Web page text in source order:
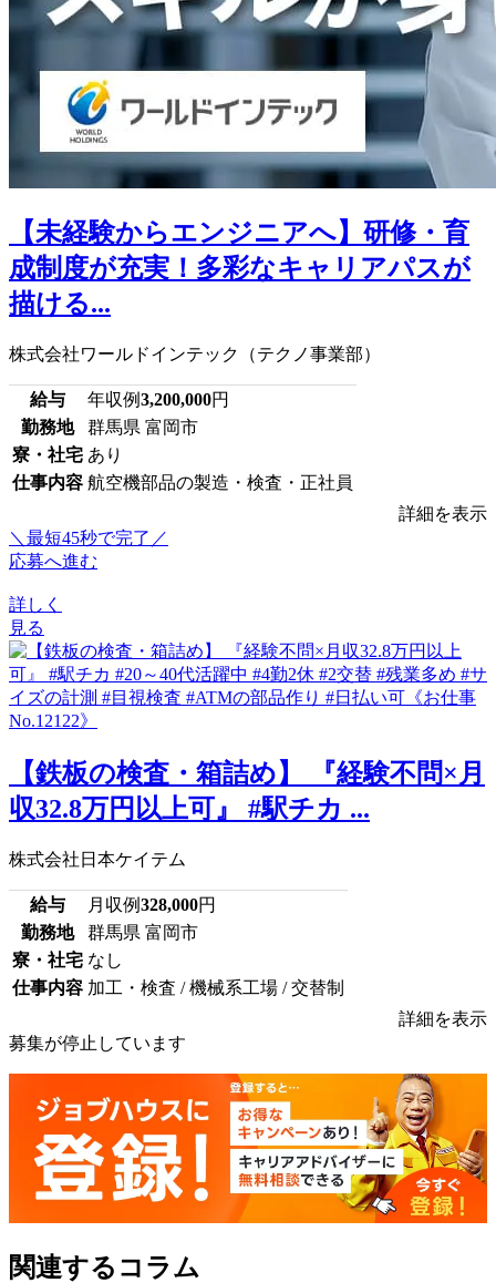
【未経験からエンジニアへ】研修・育
成制度が充実！多彩なキャリアパスが
描ける...
株式会社ワールドインテック（テクノ事業部）
給与 年収例3,200,000円
勤務地
群馬県 富岡市
寮・社宅 あり
仕事内容 航空機部品の製造・検査・正社員
詳細を表示
＼最短45秒で完了／
応募へ進む
詳しく
見る
【鉄板の検査・箱詰め】 『経験不問×月
収32.8万円以上可』 #駅チカ ...
株式会社日本ケイテム
給与 月収例328,000円
勤務地
群馬県 富岡市
寮・社宅 なし
仕事内容 加工・検査 / 機械系工場 / 交替制
詳細を表示
募集が停止しています
関連するコラム